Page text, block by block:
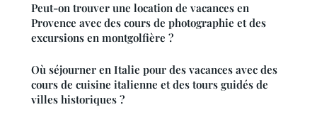
Peut-on trouver une location de vacances en
Provence avec des cours de photographie et des
excursions en montgolfière ?
Où séjourner en Italie pour des vacances avec des
cours de cuisine italienne et des tours guidés de
villes historiques ?